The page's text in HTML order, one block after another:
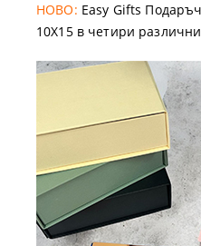
НОВО: Easy Gifts
10X15 в четири